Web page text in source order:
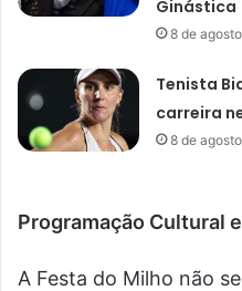
Ginástica
8 de
Tenista
carreira
8 de
Programação Cultural
A Festa do Milho não